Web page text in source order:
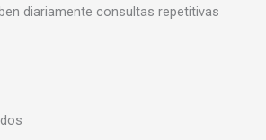
diariamente consultas repetitivas